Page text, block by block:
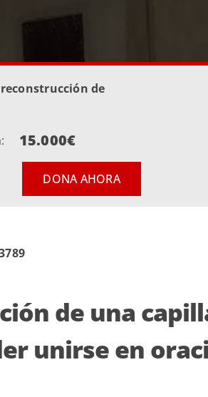
de
15.000€
DONA AHORA
de una
unirse en